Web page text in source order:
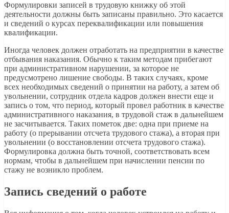
Формулировки записей в трудовую книжку об этой
деятельности должны быть записаны правильно. Это касается
и сведений о курсах переквалификации или повышения
квалификации.
Иногда человек должен отработать на предприятии в качестве
отбывания наказания. Обычно к таким методам прибегают
при административном нарушении, за которое не
предусмотрено лишение свободы. В таких случаях, кроме
всех необходимых сведений о принятии на работу, а затем об
увольнении, сотрудник отдела кадров должен внести еще и
запись о том, что период, который провел работник в качестве
административного наказания, в трудовой стаж в дальнейшем
не засчитывается. Таких пометок две: одна при приеме на
работу (о прерывании отсчета трудового стажа), а вторая при
увольнении (о восстановлении отсчета трудового стажа).
Формулировка должна быть точной, соответствовать всем
нормам, чтобы в дальнейшем при начислении пенсии по
стажу не возникло проблем.
Запись сведений о работе